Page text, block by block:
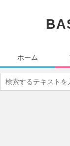
ホーム